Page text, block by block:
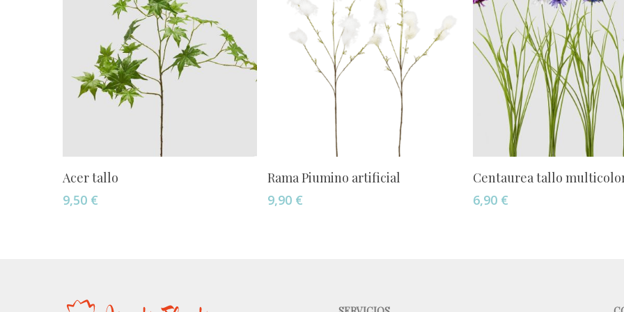
Acer tallo
9,50 €
Añadir Al Carrito
Rama Piumino artificial
9,90 €
Añadir Al Carrito
Centaurea tallo
6,90 €